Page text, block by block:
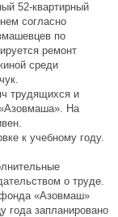
52-квартирный
согласно
по
ремонт
среди
трудящихся и
На
к учебному году.
о труде.
«Азовмаш»
года запланировано